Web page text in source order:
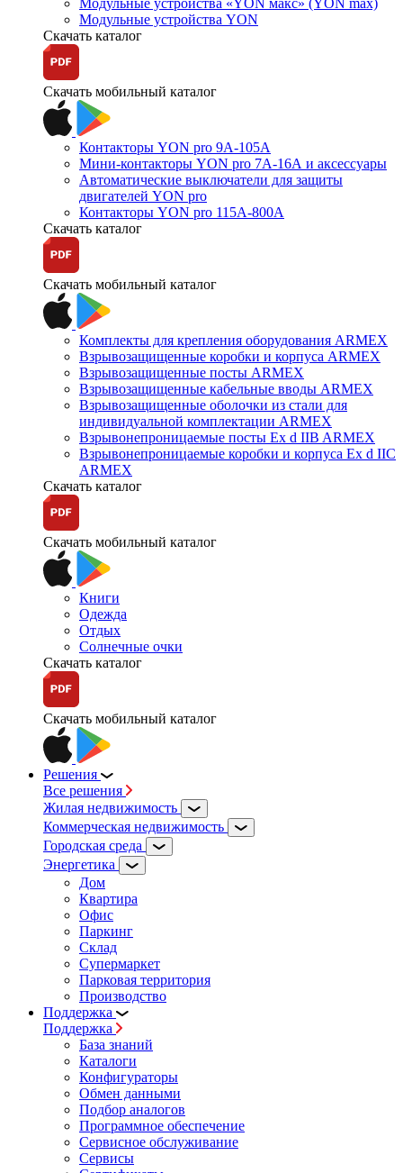
Модульные устройства YON
Скачать каталог
Скачать мобильный каталог
Контакторы YON pro 9А-105А
Мини-контакторы YON pro 7А-16А и аксессуары
Автоматические выключатели для защиты
двигателей YON pro
Контакторы YON pro 115А-800А
Скачать каталог
Скачать мобильный каталог
Комплекты для крепления оборудования ARMEX
Взрывозащищенные коробки и корпуса ARMEX
Взрывозащищенные посты ARMEX
Взрывозащищенные кабельные вводы ARMEX
Взрывозащищенные оболочки из стали для
индивидуальной комплектации ARMEX
Взрывонепроницаемые посты Ex d IIB ARMEX
Взрывонепроницаемые коробки и корпуса Ex d IIС
ARMEX
Скачать каталог
Скачать мобильный каталог
Книги
Одежда
Отдых
Солнечные очки
Скачать каталог
Скачать мобильный каталог
Решения
Все решения
Жилая недвижимость
Коммерческая недвижимость
Городская среда
Энергетика
Дом
Квартира
Офис
Паркинг
Склад
Супермаркет
Парковая территория
Производство
Поддержка
Поддержка
База знаний
Каталоги
Конфигураторы
Обмен данными
Подбор аналогов
Программное обеспечение
Сервисное обслуживание
Сервисы